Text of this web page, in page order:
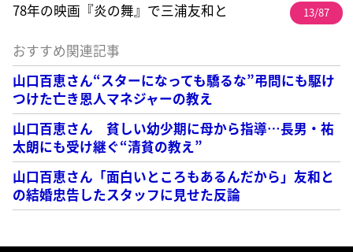
78年の映画『炎の舞』で三浦友和と 13/87
おすすめ関連記事
山口百恵さん“スターになっても驕るな”弔問にも駆け
つけた亡き恩人マネジャーの教え
山口百恵さん 貧しい幼少期に母から指導…長男・祐
太朗にも受け継ぐ“清貧の教え”
山口百恵さん「面白いところもあるんだから」友和と
の結婚忠告したスタッフに見せた反論